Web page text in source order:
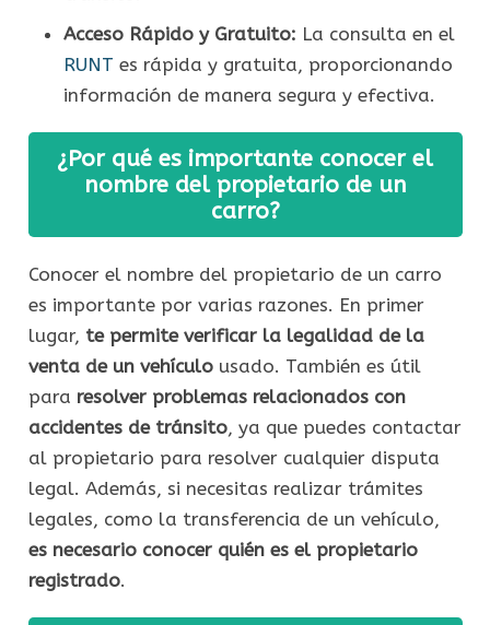
Acceso Rápido y Gratuito: La consulta en el
RUNT es rápida y gratuita, proporcionando
información de manera segura y efectiva.
¿Por qué es importante conocer el
nombre del propietario de un
carro?
Conocer el nombre del propietario de un carro
es importante por varias razones. En primer
lugar, te permite verificar la legalidad de la
venta de un vehículousado. También es útil
para resolver problemas relacionados con
accidentes de tránsito, ya que puedes contactar
al propietario para resolver cualquier disputa
legal. Además, si necesitas realizar trámites
legales, como la transferencia de un vehículo,
es necesario conocer quién es el propietario
registrado.